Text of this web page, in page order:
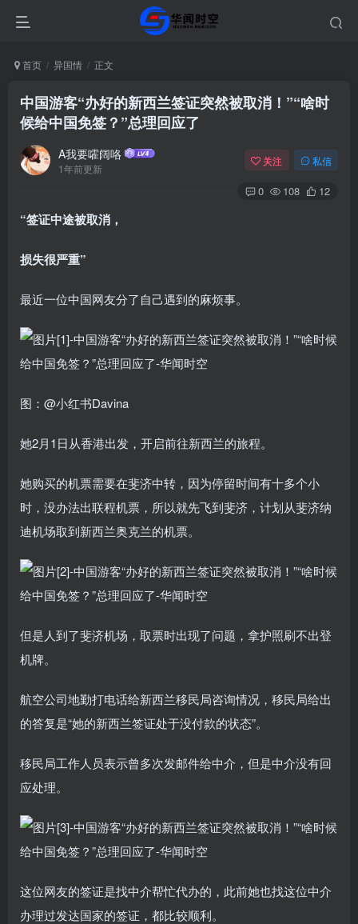
首页 异国情 正文
中国游客“办好的新西兰签证突然被取消！”“啥时
候给中国免签？”总理回应了
A我要嚯阔咯
1年前更新
关注 私信
0 108 12
“签证中途被取消，
损失很严重”
最近一位中国网友分了自己遇到的麻烦事。
图：@小红书Davina
她2月1日从香港出发，开启前往新西兰的旅程。
她购买的机票需要在斐济中转，因为停留时间有十多个小
时，没办法出联程机票，所以就先飞到斐济，计划从斐济纳
迪机场取到新西兰奥克兰的机票。
但是人到了斐济机场，取票时出现了问题，拿护照刷不出登
机牌。
航空公司地勤打电话给新西兰移民局咨询情况，移民局给出
的答复是“她的新西兰签证处于没付款的状态”。
移民局工作人员表示曾多次发邮件给中介，但是中介没有回
应处理。
这位网友的签证是找中介帮忙代办的，此前她也找这位中介
办理过发达国家的签证，都比较顺利。